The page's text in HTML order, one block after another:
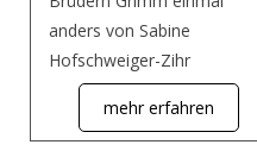
anders von Sabine
Hofschweiger-Zihr
mehr erfahren